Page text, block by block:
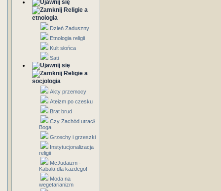
Religie a
etnologia
Dzień Zaduszny
Etnologia religii
Kult słońca
Sati
Religie a
socjologia
Akty przemocy
Ateizm po czesku
Brat brud
Czy Zachód utracił
Boga
Grzechy i grzeszki
Instytucjonalizacja
religii
McJudaizm -
Kabała dla każdego!
Moda na
wegetarianizm